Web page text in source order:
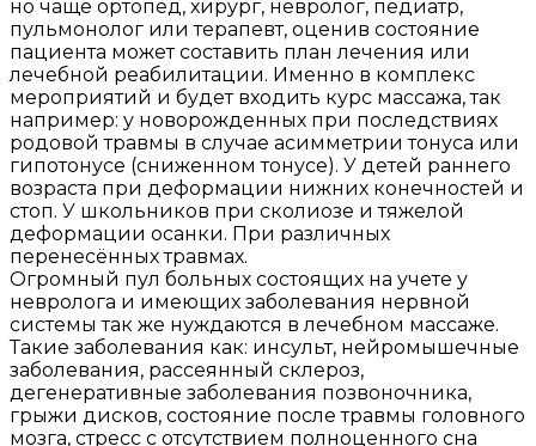
но чаще ортопед, хирург, невролог, педиатр,
пульмонолог или терапевт, оценив состояние
пациента может составить план лечения или
лечебной реабилитации. Именно в комплекс
мероприятий и будет входить курс массажа, так
например: у новорожденных при последствиях
родовой травмы в случае асимметрии тонуса или
гипотонусе (сниженном тонусе). У детей раннего
возраста при деформации нижних конечностей и
стоп. У школьников при сколиозе и тяжелой
деформации осанки. При различных
перенесённых травмах.
Огромный пул больных состоящих на учете у
невролога и имеющих заболевания нервной
системы так же нуждаются в лечебном массаже.
Такие заболевания как: инсульт, нейромышечные
заболевания, рассеянный склероз,
дегенеративные заболевания позвоночника,
грыжи дисков, состояние после травмы головного
мозга, стресс с отсутствием полноценного сна